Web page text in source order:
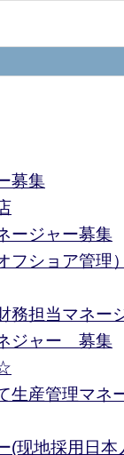
募集
ージャー募集
フショア管理
担当マネー
ジャー 募集
産管理マネ
(现地採用日本